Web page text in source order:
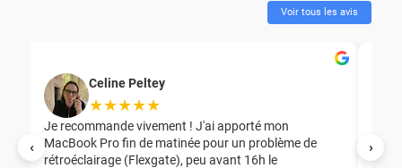
‹ ›
Voir tous les avis
Celine Peltey
★★★★★
Je recommande vivement ! J'ai apporté mon
MacBook Pro fin de matinée pour un problème de
rétroéclairage (Flexgate), peu avant 16h le